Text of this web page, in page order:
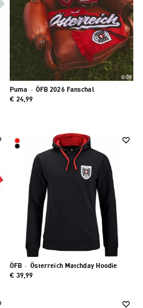
Puma · ÖFB 2026 Fanschal
€ 24,99
ÖFB · Österreich Matchday Hoodie
€ 39,99